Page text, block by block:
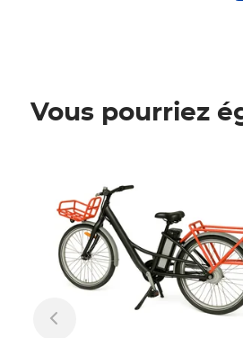
Vous pourriez